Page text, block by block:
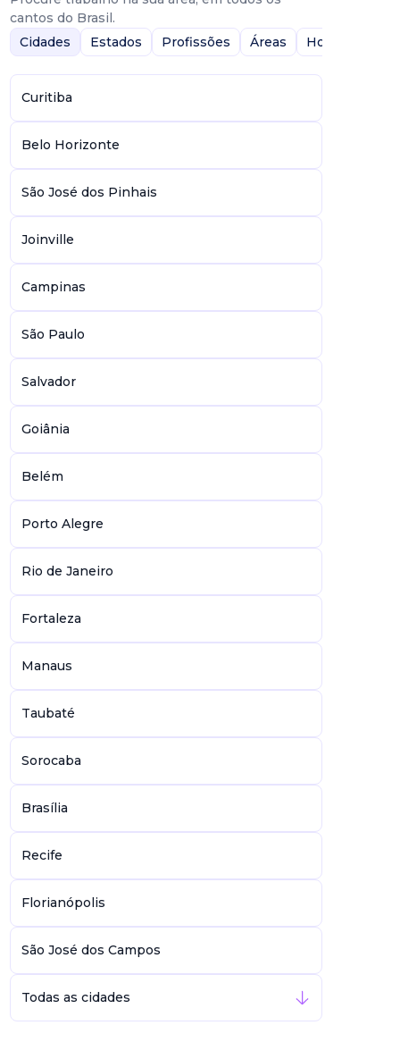
cantos do Brasil.
Cidades
Estados Profissões Áreas Home-Office
Curitiba
Belo Horizonte
São José dos Pinhais
Joinville
Campinas
São Paulo
Salvador
Goiânia
Belém
Porto Alegre
Rio de Janeiro
Fortaleza
Manaus
Taubaté
Sorocaba
Brasília
Recife
Florianópolis
São José dos Campos
Todas as cidades